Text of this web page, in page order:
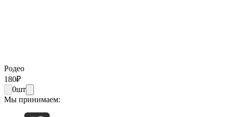
Родео
180₽
0шт
Мы принимаем: